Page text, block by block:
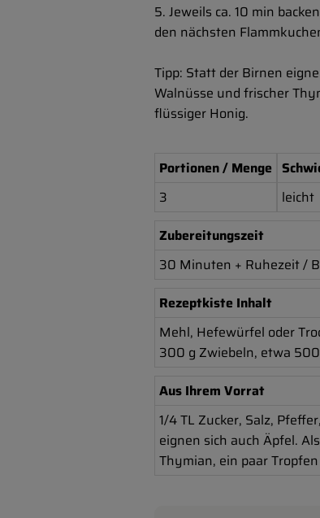
5. Jeweils ca. 10 min
den nächsten
Tipp: Statt der Birnen
Walnüsse und frischer
flüssiger Honig.
Portionen / Menge
3
leicht
Zubereitungszeit
30 Minuten + Ruhezeit /
Rezeptkiste Inhalt
Mehl, Hefewürfel oder
300 g Zwiebeln, etwa
Aus Ihrem Vorrat
1/4 TL Zucker, Salz,
eignen sich auch Äpfel.
Thymian, ein paar